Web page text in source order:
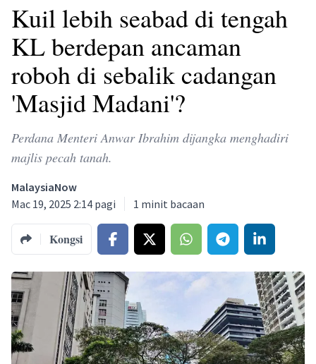
Kuil lebih seabad di tengah
KL berdepan ancaman
roboh di sebalik cadangan
'Masjid Madani'?
Perdana Menteri Anwar Ibrahim dijangka menghadiri
majlis pecah tanah.
MalaysiaNow
Mac 19, 2025 2:14 pagi
1 minit bacaan
Kongsi